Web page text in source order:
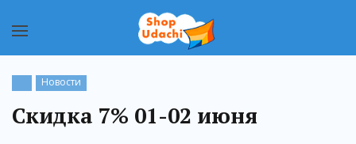
Новости
Скидка 7% 01-02 июня